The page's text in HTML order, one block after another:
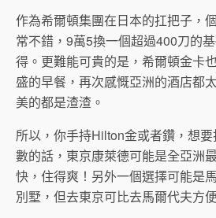
作為希爾頓集團在日本的扛把子，
常不錯，9萬5換一個超過400刀的
得。更難能可貴的是，希爾頓金卡
盛的早餐，再次感慨亞洲的酒店都
美的都是渣渣。
所以，你手持Hilton金或者鑽，想
數的話，東京康萊德可能是全亞
快，住得爽！另外一個選擇可能是
別墅，但去東京可比去馬爾代夫方